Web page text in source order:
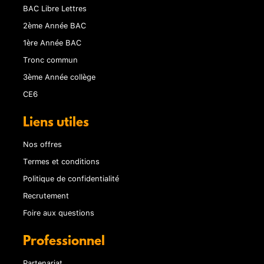
BAC Libre Lettres
2ème Année BAC
1ère Année BAC
Tronc commun
3ème Année collège
CE6
Liens utiles
Nos offres
Termes et conditions
Politique de confidentialité
Recrutement
Foire aux questions
Professionnel